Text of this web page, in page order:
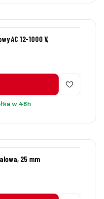
AC 12-1000 V,
w 48h
25 mm